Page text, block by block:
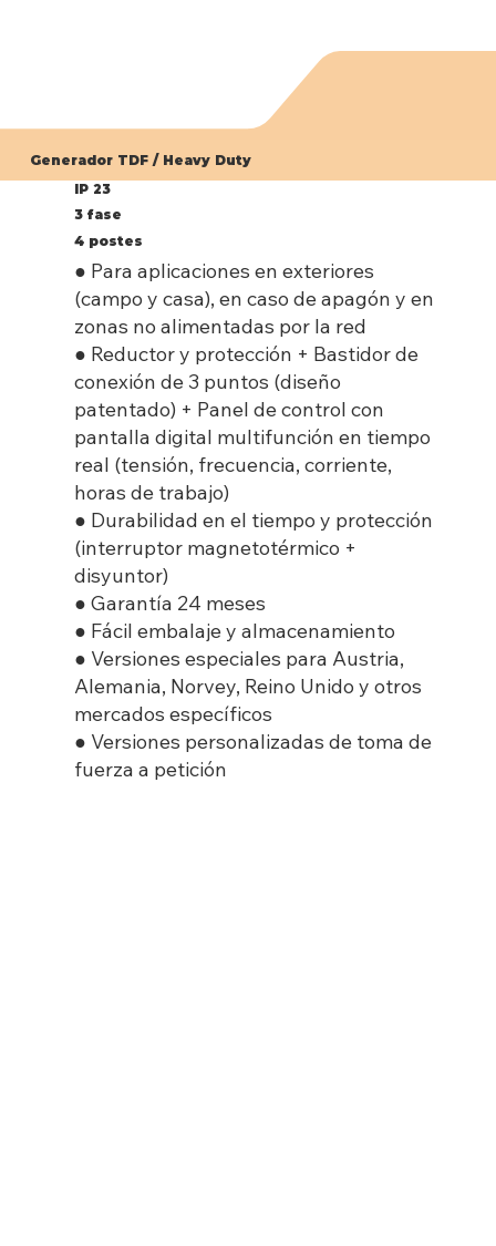
Generador TDF / Heavy Duty
IP 23
3 fase
4 postes
● Para aplicaciones en exteriores
(campo y casa), en caso de apagón y en
zonas no alimentadas por la red
● Reductor y protección + Bastidor de
conexión de 3 puntos (diseño
patentado) + Panel de control con
pantalla digital multifunción en tiempo
real (tensión, frecuencia, corriente,
horas de trabajo)
● Durabilidad en el tiempo y protección
(interruptor magnetotérmico +
disyuntor)
● Garantía 24 meses
● Fácil embalaje y almacenamiento
● Versiones especiales para Austria,
Alemania, Norvey, Reino Unido y otros
mercados específicos
● Versiones personalizadas de toma de
fuerza a petición